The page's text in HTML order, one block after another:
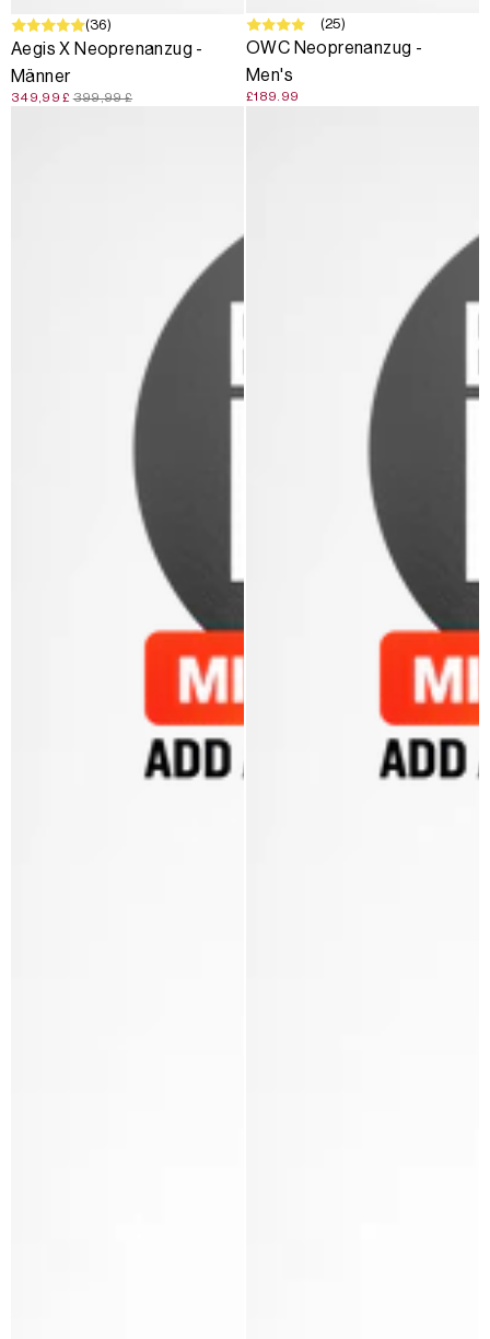
SALE (36)
Aegis X Neoprenanzug -
Männer
349,99 £ 399,99 £
(25)
OWC Neoprenanzug -
Men's
£189.99